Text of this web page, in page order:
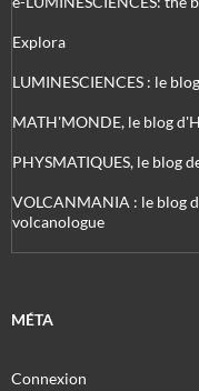
Explora
LUMINESCIENCES : le
MATH'MONDE, le blog
PHYSMATIQUES, le blog
VOLCANMANIA : le blog
volcanologue
MÉTA
Connexion